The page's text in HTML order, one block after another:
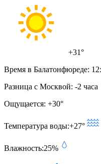
+31°
Время в Балатонфюреде:
Разница с Москвой: -2 часа
Ощущается: +30°
Температура воды:+27°
Влажность:25%